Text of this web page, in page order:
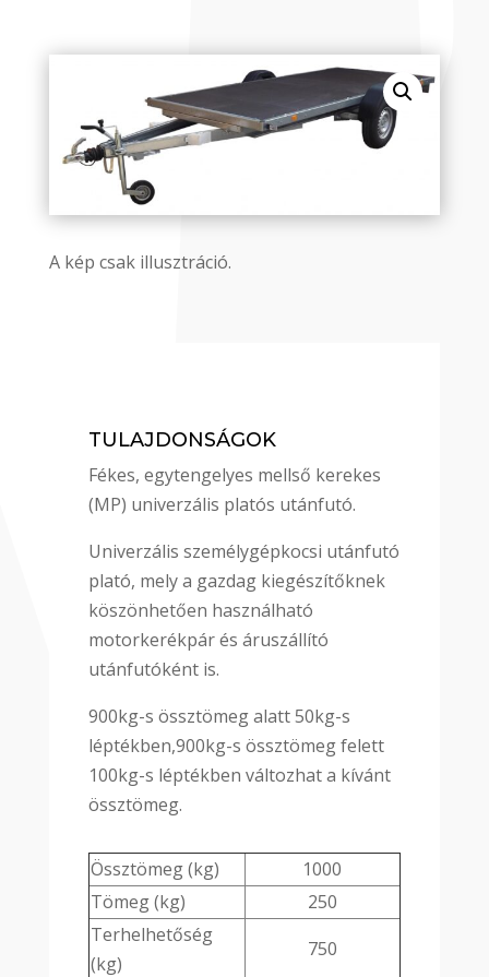
A kép csak illusztráció.
TULAJDONSÁGOK
Fékes, egytengelyes mellső kerekes
(MP) univerzális platós utánfutó.
Univerzális személygépkocsi utánfutó
plató, mely a gazdag kiegészítőknek
köszönhetően használható
motorkerékpár és áruszállító
utánfutóként is.
900kg-s össztömeg alatt 50kg-s
léptékben,900kg-s össztömeg felett
100kg-s léptékben változhat a kívánt
össztömeg.
Össztömeg (kg)
1000
Tömeg (kg)
250
Terhelhetőség
(kg)
750